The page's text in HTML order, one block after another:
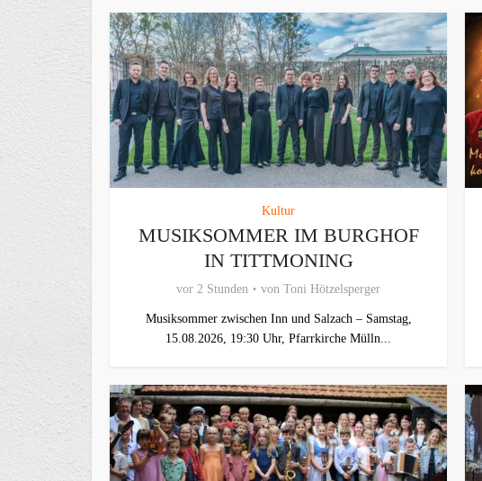
Kultur
MUSIKSOMMER IM BURGHOF
IN TITTMONING
vor 2 Stunden von Toni Hötzelsperger
Musiksommer zwischen Inn und Salzach – Samstag,
15.08.2026, 19:30 Uhr, Pfarrkirche Mülln...